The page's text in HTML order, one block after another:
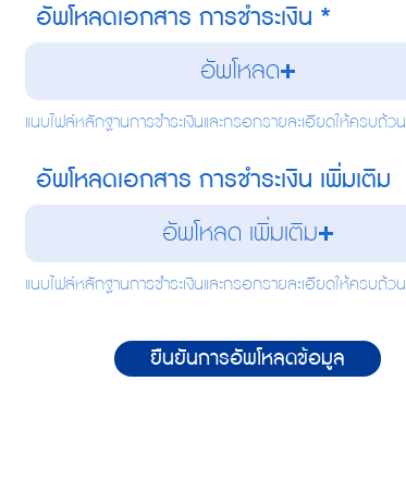
อัพโหลดเอกสาร การชำระเงิน
อัพโหลด
แนบไฟล์หลักฐานการชำระเงินและกรอกรายละเอียดให้ครบถ้วน
อัพโหลดเอกสาร การชำระเงิน เพิ่มเติม
อัพโหลด เพิ่มเติม
แนบไฟล์หลักฐานการชำระเงินและกรอกรายละเอียดให้ครบถ้วน
ยืนยันการอัพโหลดข้อมูล